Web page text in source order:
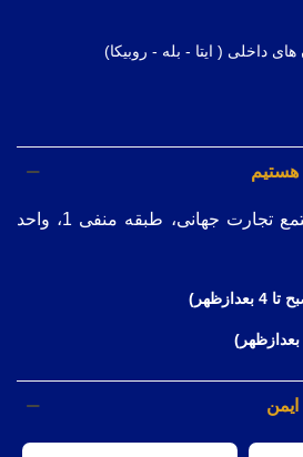
داخلی ( ایتا - بله - روبیکا)
هستیم
میدان فردوسی، مجتمع تجارت جهانی، طبقه منفی 1، واحد
4 بعدازظهر)